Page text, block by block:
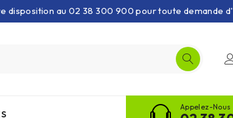
disposition au 02 38 300 900 pour toute demande
Appelez-Nous